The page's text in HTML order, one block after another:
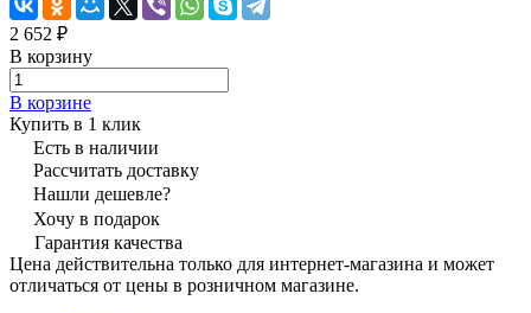
2 652 ₽
В корзину
В корзине
Купить в 1 клик
Есть в наличии
Рассчитать доставку
Нашли дешевле?
Хочу в подарок
Гарантия качества
Цена действительна только для интернет-магазина и может
отличаться от цены в розничном магазине.